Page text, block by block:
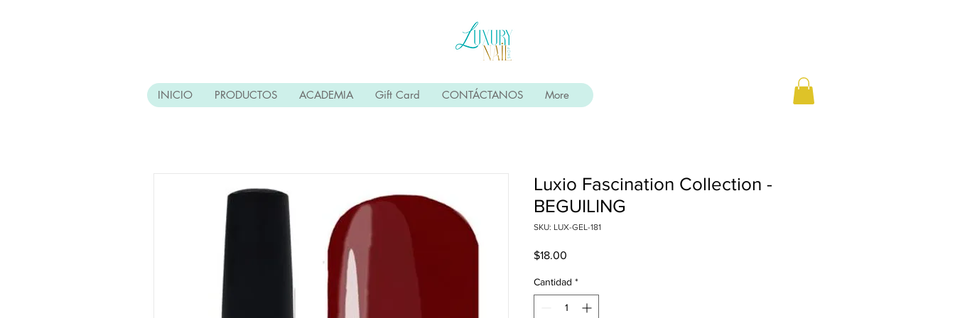
Luxio Fascination Collection -
BEGUILING
SKU: LUX-GEL-181
$18.00
Cantidad *
INICIO PRODUCTOS ACADEMIA Gift Card CONTÁCTANOS More